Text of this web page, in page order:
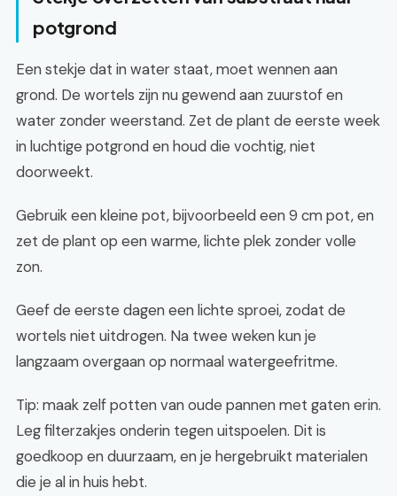
potgrond
Een stekje dat in water staat, moet wennen aan
grond. De wortels zijn nu gewend aan zuurstof en
water zonder weerstand. Zet de plant de eerste week
in luchtige potgrond en houd die vochtig, niet
doorweekt.
Gebruik een kleine pot, bijvoorbeeld een 9 cm pot, en
zet de plant op een warme, lichte plek zonder volle
zon.
Geef de eerste dagen een lichte sproei, zodat de
wortels niet uitdrogen. Na twee weken kun je
langzaam overgaan op normaal watergeefritme.
Tip: maak zelf potten van oude pannen met gaten erin.
Leg filterzakjes onderin tegen uitspoelen. Dit is
goedkoop en duurzaam, en je hergebruikt materialen
die je al in huis hebt.